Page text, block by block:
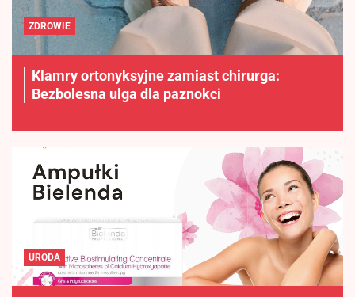
ZDROWIE
Klamry ortonyksyjne zamiast chirurga:
Bezbolesna ulga dla paznokci
URODA